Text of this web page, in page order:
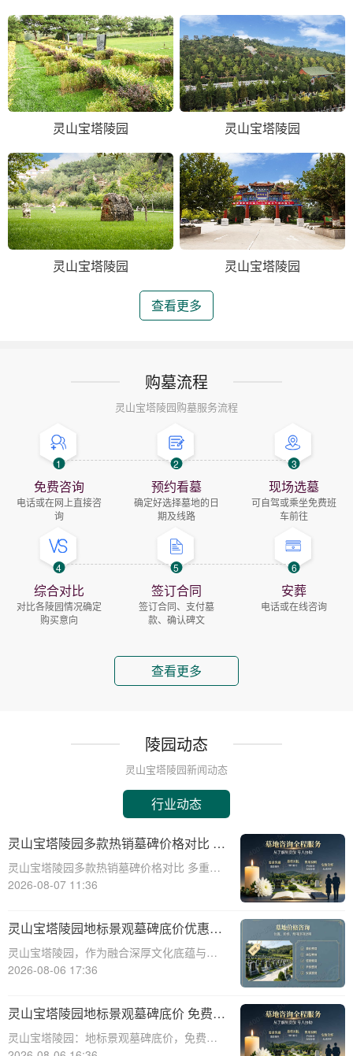
灵山宝塔陵园 灵山宝塔陵园
灵山宝塔陵园 灵山宝塔陵园
查看更多
购墓流程
灵山宝塔陵园购墓服务流程
1
免费咨询
电话或在网上直接咨
询
2
预约看墓
确定好选择墓地的日
期及线路
3
现场选墓
可自驾或乘坐免费班
车前往
4
综合对比
对比各陵园情况确定
购买意向
5
签订合同
签订合同、支付墓
款、确认碑文
6
安葬
电话或在线咨询
查看更多
陵园动态
灵山宝塔陵园新闻动态
行业动态
灵山宝塔陵园多款热销墓碑价格对比 多
重优惠组合省钱指南
灵山宝塔陵园多款热销墓碑价格对比 多重优
惠组合省钱指南☎ 灵山宝塔陵园电话:400-
离死别的时刻。当亲人离去，选择一个合适
的安息之地，不仅是对逝者的尊重
2026-08-07 11:36
灵山宝塔陵园地标景观墓碑底价优惠，
免费班车接送，购墓即享
灵山宝塔陵园，作为融合深厚文化底蕴与宗
教意蕴的现代化陵园，其标志性景观墓碑不
神慰藉的庄严象征。本文将深入剖析灵山宝
塔陵园标志性景观墓碑的基准定价策略，并
详细介绍免
2026-08-06 17:36
灵山宝塔陵园地标景观墓碑底价 免费班
车配套购墓即享
灵山宝塔陵园：地标景观墓碑底价，免费班